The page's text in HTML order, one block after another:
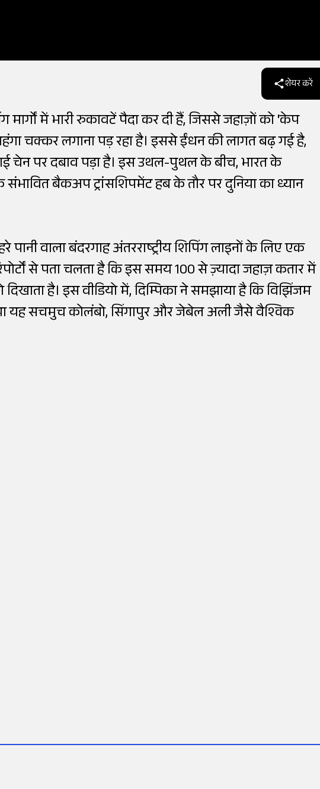
शेयर करें
में भारी रुकावटें पैदा कर दी हैं, जिससे जहाज़ों को 'केप
चक्कर लगाना पड़ रहा है। इससे ईंधन की लागत बढ़ गई है,
चेन पर दबाव पड़ा है। इस उथल-पुथल के बीच, भारत के
बैकअप ट्रांसशिपमेंट हब के तौर पर दुनिया का ध्यान
वाला बंदरगाह अंतरराष्ट्रीय शिपिंग लाइनों के लिए एक
से पता चलता है कि इस समय 100 से ज़्यादा जहाज़ कतार में
है। इस वीडियो में, दिम्पिका ने समझाया है कि विझिंजम
यह सचमुच कोलंबो, सिंगापुर और जेबेल अली जैसे वैश्विक